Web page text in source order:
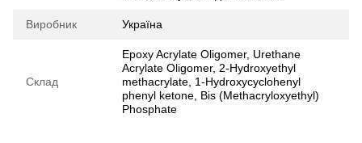
Виробник Україна
Склад
Epoxy Acrylate Oligomer, Urethane
Acrylate Oligomer, 2-Hydroxyethyl
methacrylate, 1-Hydroxycyclohenyl
phenyl ketone, Bis (Methacryloxyethyl)
Phosphate